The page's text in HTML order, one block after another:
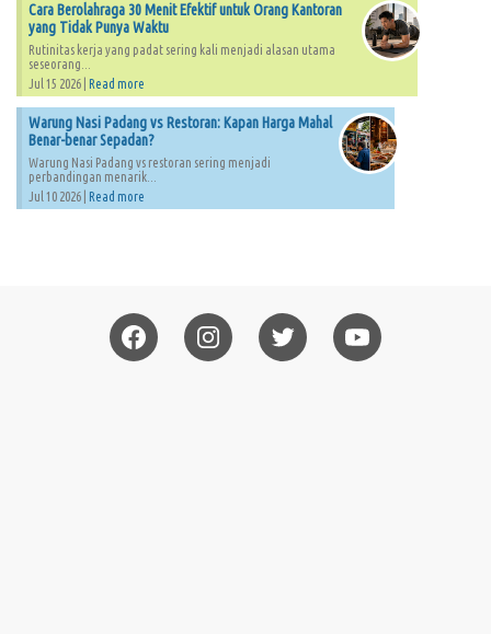
Cara Berolahraga 30 Menit Efektif untuk Orang Kantoran
yang Tidak Punya Waktu
Rutinitas kerja yang padat sering kali menjadi alasan utama
seseorang...
Jul 15 2026 | Read more
Warung Nasi Padang vs Restoran: Kapan Harga Mahal
Benar-benar Sepadan?
Warung Nasi Padang vs restoran sering menjadi
perbandingan menarik...
Jul 10 2026 |
Read more